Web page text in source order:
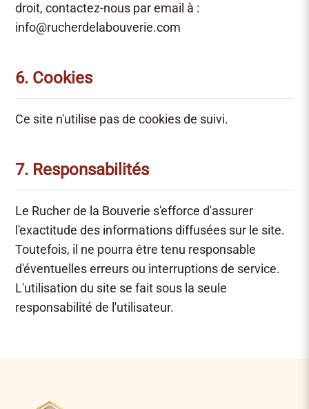
droit, contactez-nous par email à :
info@rucherdelabouverie.com
6. Cookies
Ce site n'utilise pas de cookies de suivi.
7. Responsabilités
Le Rucher de la Bouverie s'efforce d'assurer
l'exactitude des informations diffusées sur le site.
Toutefois, il ne pourra être tenu responsable
d'éventuelles erreurs ou interruptions de service.
L'utilisation du site se fait sous la seule
responsabilité de l'utilisateur.